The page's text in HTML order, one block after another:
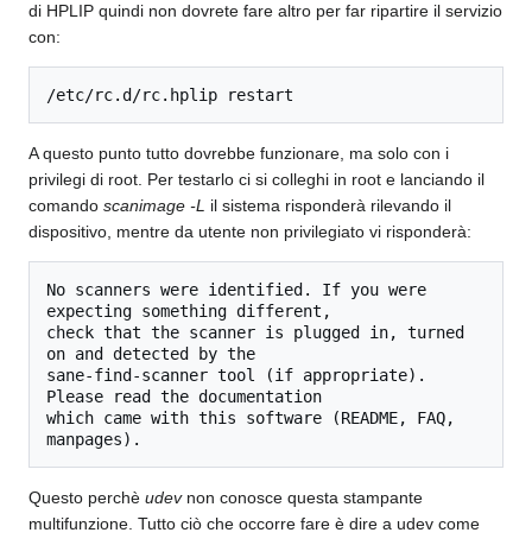
di HPLIP quindi non dovrete fare altro per far ripartire il servizio
con:
A questo punto tutto dovrebbe funzionare, ma solo con i
privilegi di root. Per testarlo ci si colleghi in root e lanciando il
comando scanimage -L il sistema risponderà rilevando il
dispositivo, mentre da utente non privilegiato vi risponderà:
No scanners were identified. If you were
expecting something different,
check that the scanner is plugged in, turned
on and detected by the
sane-find-scanner tool (if appropriate).
Please read the documentation
which came with this software (README, FAQ,
Questo perchè udevnon conosce questa stampante
multifunzione. Tutto ciò che occorre fare è dire a udev come